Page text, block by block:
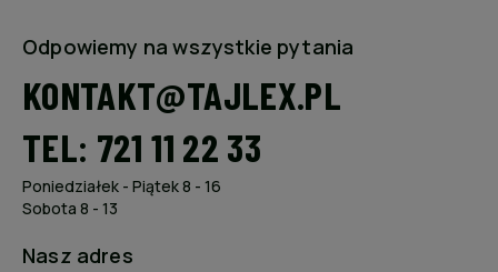
Odpowiemy na wszystkie pytania
KONTAKT@TAJLEX.PL
TEL: 721 11 22 33
Poniedziałek - Piątek 8 - 16
Sobota 8 - 13
Nasz adres